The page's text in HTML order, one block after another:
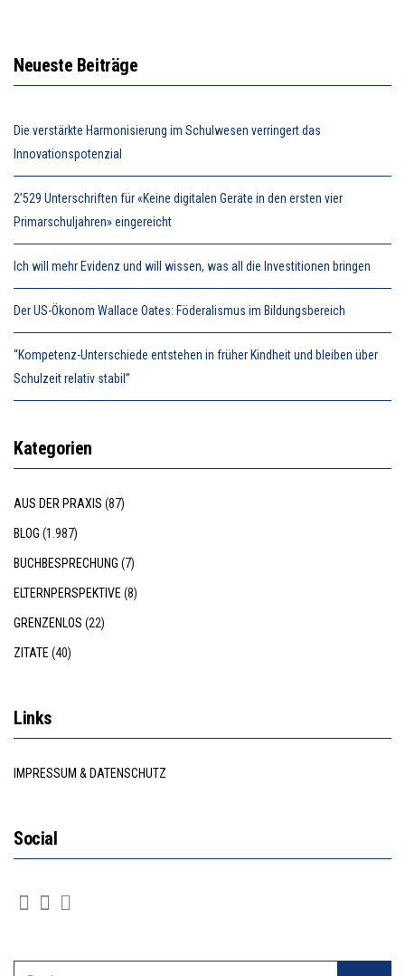
Neueste Beiträge
Die verstärkte Harmonisierung im Schulwesen verringert das
Innovationspotenzial
2’529 Unterschriften für «Keine digitalen Geräte in den ersten vier
Primarschuljahren» eingereicht
Ich will mehr Evidenz und will wissen, was all die Investitionen bringen
Der US-Ökonom Wallace Oates: Föderalismus im Bildungsbereich
“Kompetenz-Unterschiede entstehen in früher Kindheit und bleiben über
Schulzeit relativ stabil”
Kategorien
AUS DER PRAXIS (87)
BLOG (1.987)
BUCHBESPRECHUNG (7)
ELTERNPERSPEKTIVE(8)
GRENZENLOS (22)
ZITATE(40)
Links
IMPRESSUM & DATENSCHUTZ
Social